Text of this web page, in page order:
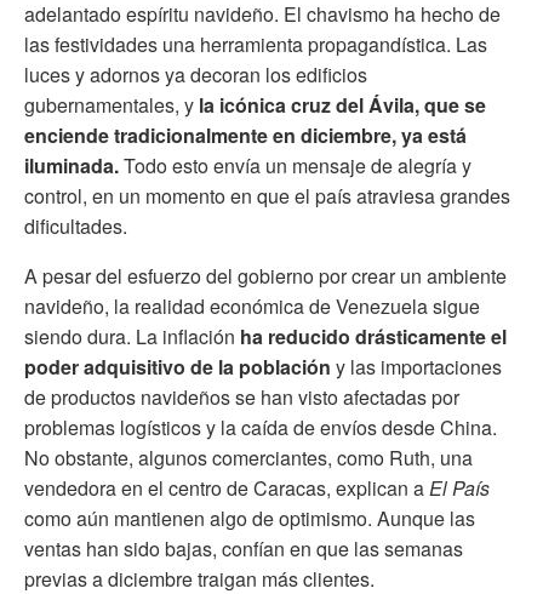
adelantado espíritu navideño. El chavismo ha hecho de
las festividades una herramienta propagandística. Las
luces y adornos ya decoran los edificios
gubernamentales, y la icónica cruz del Ávila, que se
enciende tradicionalmente en diciembre, ya está
iluminada.Todo esto envía un mensaje de alegría y
control, en un momento en que el país atraviesa grandes
dificultades.
A pesar del esfuerzo del gobierno por crear un ambiente
navideño, la realidad económica de Venezuela sigue
siendo dura. La inflación ha reducido drásticamente el
poder adquisitivo de la población y las importaciones
de productos navideños se han visto afectadas por
problemas logísticos y la caída de envíos desde China.
No obstante, algunos comerciantes, como Ruth, una
vendedora en el centro de Caracas, explican aEl País
como aún mantienen algo de optimismo. Aunque las
ventas han sido bajas, confían en que las semanas
previas a diciembre traigan más clientes.